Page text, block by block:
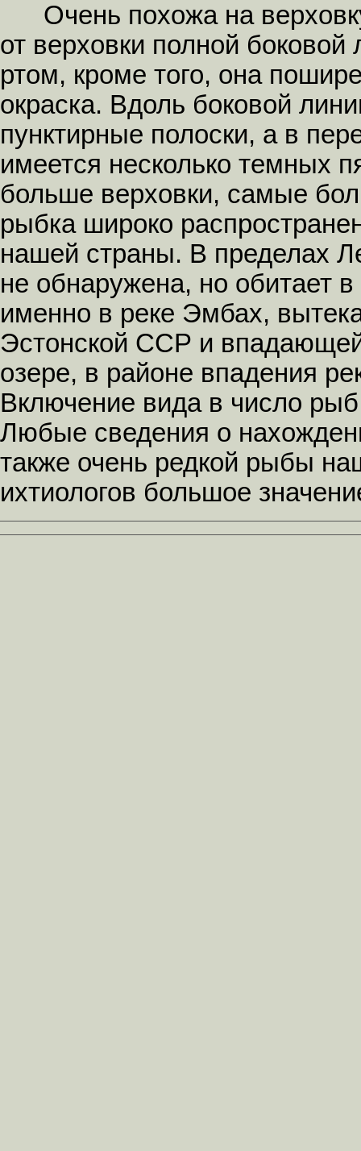
Очень похожа на верховку
от верховки полной
ртом, кроме того, она
окраска. Вдоль боковой
пунктирные полоски, а в
имеется несколько темных
больше верховки, самые
рыбка широко
нашей страны. В пределах
не обнаружена, но обитает
именно в реке Эмбах,
Эстонской ССР и
озере, в районе впадения
Включение вида в число
Любые сведения о
также очень редкой рыбы
ихтиологов большое